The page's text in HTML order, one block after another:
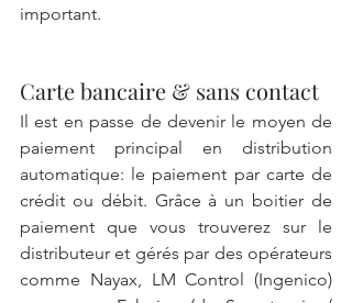
important.
Carte bancaire & sans contact
Il est en passe de devenir le moyen de
paiement principal en distribution
automatique: le paiement par carte de
crédit ou débit. Grâce à un boitier de
paiement que vous trouverez sur le
distributeur et gérés par des opérateurs
comme Nayax, LM Control (Ingenico)